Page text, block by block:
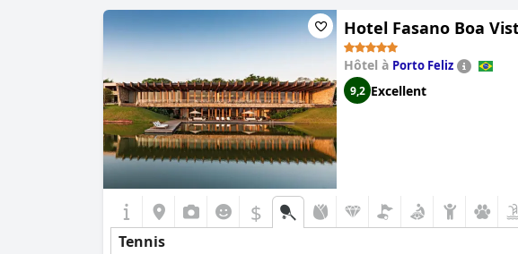
Hotel Fasano Boa
Hôtel à Porto Feliz
9,2 Excellent
$
Tennis